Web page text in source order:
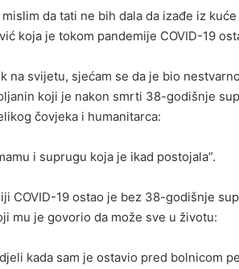
da tati ne bih dala da izađe iz
koja je tokom pandemije COVID-19
na svijetu, sjećam se da je bio
koji je nakon smrti 38-godišnje
čovjeka i humanitarca:
i suprugu koja je ikad postojala”.
COVID-19 ostao je bez 38-godišnje
mu je govorio da može sve u životu:
kada sam je ostavio pred bolnicom